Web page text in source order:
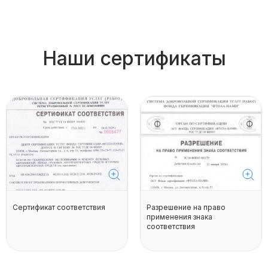
Наши сертификаты
Сертификат соответствия
Разрешение на право
применения знака
соответствия